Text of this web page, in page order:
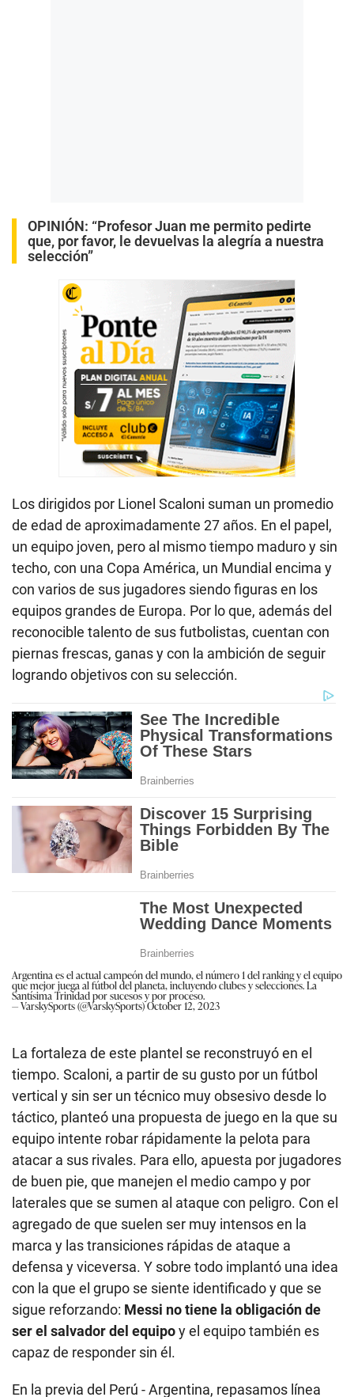
OPINIÓN: “Profesor Juan me permito pedirte
que, por favor, le devuelvas la alegría a nuestra
selección”
Los dirigidos por Lionel Scaloni suman un promedio
de edad de aproximadamente 27 años. En el papel,
un equipo joven, pero al mismo tiempo maduro y sin
techo, con una Copa América, un Mundial encima y
con varios de sus jugadores siendo figuras en los
equipos grandes de Europa. Por lo que, además del
reconocible talento de sus futbolistas, cuentan con
piernas frescas, ganas y con la ambición de seguir
logrando objetivos con su selección.
Argentina es el actual campeón del mundo, el número 1 del ranking y el equipo
que mejor juega al fútbol del planeta, incluyendo clubes y selecciones. La
Santísima Trinidad por sucesos y por proceso.
— VarskySports (@VarskySports)October 12, 2023
La fortaleza de este plantel se reconstruyó en el
tiempo. Scaloni, a partir de su gusto por un fútbol
vertical y sin ser un técnico muy obsesivo desde lo
táctico, planteó una propuesta de juego en la que su
equipo intente robar rápidamente la pelota para
atacar a sus rivales. Para ello, apuesta por jugadores
de buen pie, que manejen el medio campo y por
laterales que se sumen al ataque con peligro. Con el
agregado de que suelen ser muy intensos en la
marca y las transiciones rápidas de ataque a
defensa y viceversa. Y sobre todo implantó una idea
con la que el grupo se siente identificado y que se
sigue reforzando: Messi no tiene la obligación de
ser el salvadordel equipoy el equipo también es
capaz de responder sin él.
En la previa del Perú - Argentina, repasamos línea